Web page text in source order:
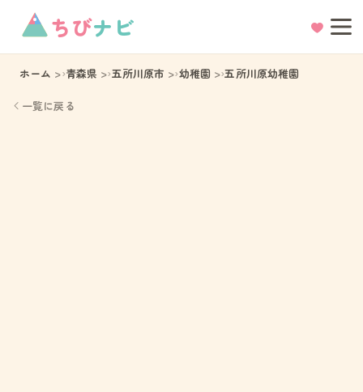
ちびナビ
ホーム 青森県 五所川原市 幼稚園 五所川原幼稚園
一覧に戻る